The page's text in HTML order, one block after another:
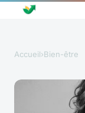
Accueil›Bien-être